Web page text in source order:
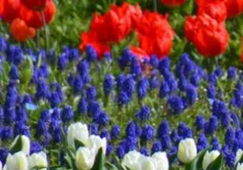
コ
ン
テ
ン
ツ
へ
ス
キ
ッ